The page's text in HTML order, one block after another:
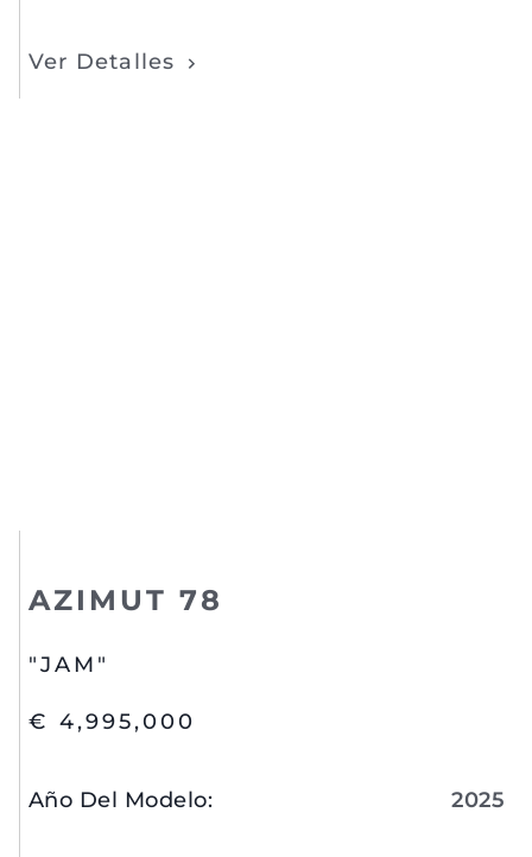
Ver Detalles
AZIMUT 78
"JAM"
€ 4,995,000
Año Del Modelo: 2025